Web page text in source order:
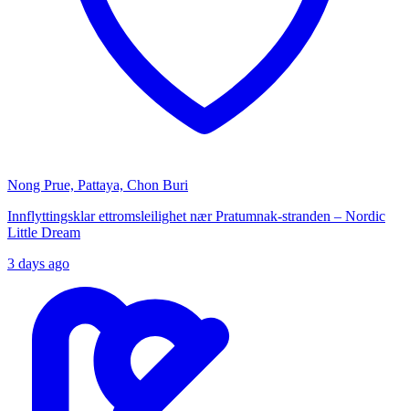
Nong Prue, Pattaya, Chon Buri
Innflyttingsklar ettromsleilighet nær Pratumnak-stranden – Nordic
Little Dream
3 days ago